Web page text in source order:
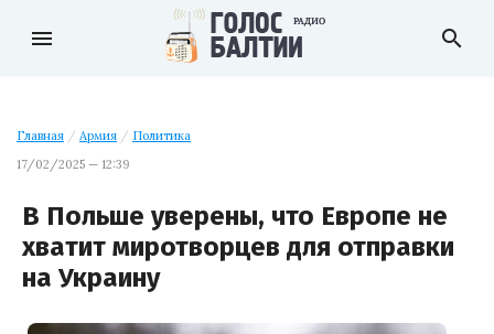
menu search
Главная / Армия / Политика
17/02/2025 — 12:39
В Польше уверены, что Европе не
хватит миротворцев для отправки
на Украину